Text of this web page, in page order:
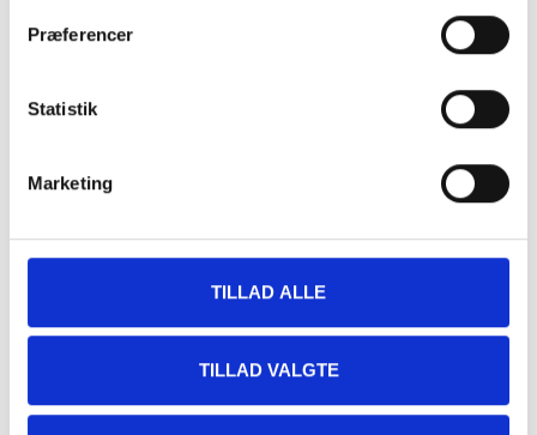
Præferencer
Statistik
Marketing
TILLAD ALLE
TILLAD VALGTE
Din bedste ven vil også elske dette